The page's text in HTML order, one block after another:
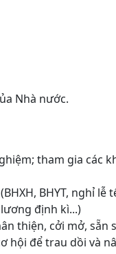
Nhà nước.
tham gia các
BHYT, nghỉ lễ
định kì...)
thiện, cởi mở, sẵn
hội để trau dồi và